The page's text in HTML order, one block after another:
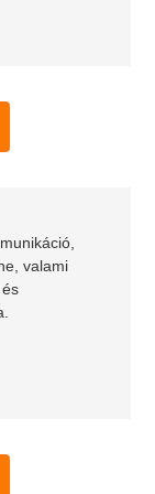
valami